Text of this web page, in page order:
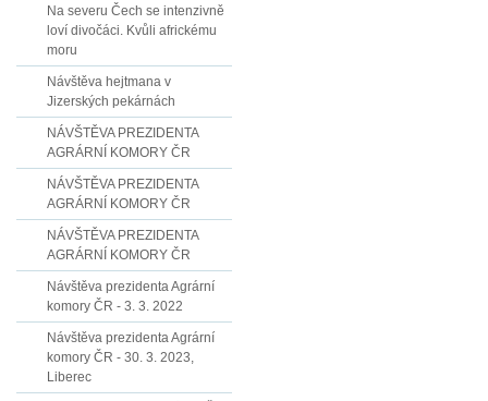
Na severu Čech se intenzivně
loví divočáci. Kvůli africkému
moru
Návštěva hejtmana v
Jizerských pekárnách
NÁVŠTĚVA PREZIDENTA
AGRÁRNÍ KOMORY ČR
NÁVŠTĚVA PREZIDENTA
AGRÁRNÍ KOMORY ČR
NÁVŠTĚVA PREZIDENTA
AGRÁRNÍ KOMORY ČR
Návštěva prezidenta Agrární
komory ČR - 3. 3. 2022
Návštěva prezidenta Agrární
komory ČR - 30. 3. 2023,
Liberec